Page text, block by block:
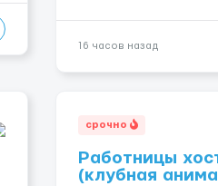
хорошие деньги 💶 — это
16 часов назад
срочно
Работницы
(клубная